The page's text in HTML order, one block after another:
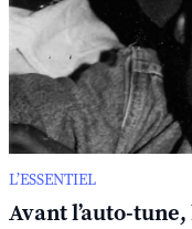
L’ESSENTIEL
Avant l’auto-